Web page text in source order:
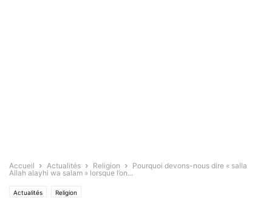
Accueil Actualités Religion
Pourquoi devons-nous dire « salla
Allah alayhi wa salam » lorsque l’on...
Actualités Religion